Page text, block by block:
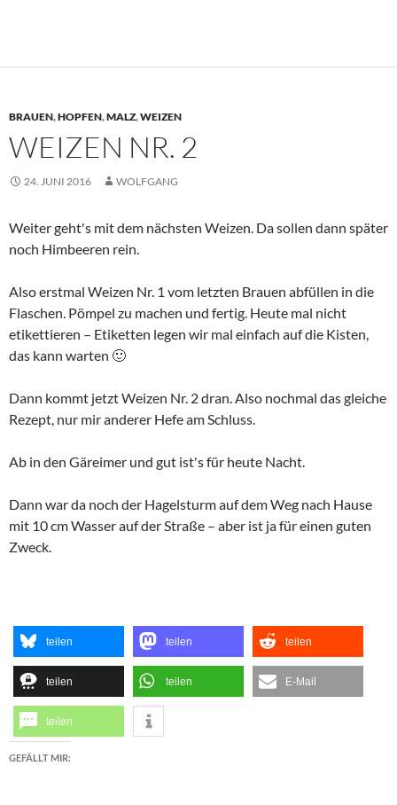
BRAUEN,HOPFEN,MALZ,WEIZEN
WEIZEN NR. 2
24. JUNI 2016 WOLFGANG
Weiter geht's mit dem nächsten Weizen. Da sollen dann später
noch Himbeeren rein.
Also erstmal Weizen Nr. 1 vom letzten Brauen abfüllen in die
Flaschen. Pömpel zu machen und fertig. Heute mal nicht
etikettieren – Etiketten legen wir mal einfach auf die Kisten,
das kann warten 🙂
Dann kommt jetzt Weizen Nr. 2 dran. Also nochmal das gleiche
Rezept, nur mir anderer Hefe am Schluss.
Ab in den Gäreimer und gut ist's für heute Nacht.
Dann war da noch der Hagelsturm auf dem Weg nach Hause
mit 10 cm Wasser auf der Straße – aber ist ja für einen guten
Zweck.
teilen teilen teilen
teilen teilen E-Mail
teilen
GEFÄLLT MIR: